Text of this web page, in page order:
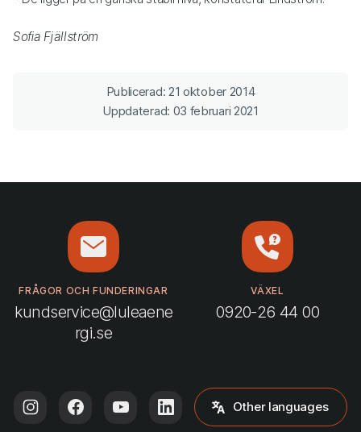
Sofia Fjällström
Publicerad: 21 oktober 2014
Uppdaterad: 03 februari 2021
FRÅGOR OCH FUNDERINGAR
kundservice@luleaene
rgi.se
VÄXEL
0920-26 44 00
Other languages